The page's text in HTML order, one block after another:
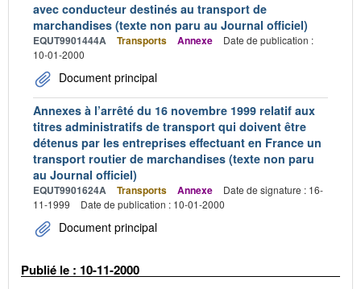
avec conducteur destinés au transport de
marchandises (texte non paru au Journal officiel)
EQUT9901444A Transports Annexe
Date de publication :
10-01-2000
Document principal
Annexes à l’arrêté du 16 novembre 1999 relatif aux
titres administratifs de transport qui doivent être
détenus par les entreprises effectuant en France un
transport routier de marchandises (texte non paru
au Journal officiel)
EQUT9901624A Transports Annexe
Date de signature : 16-
11-1999
Date de publication : 10-01-2000
Document principal
Publié le : 10-11-2000